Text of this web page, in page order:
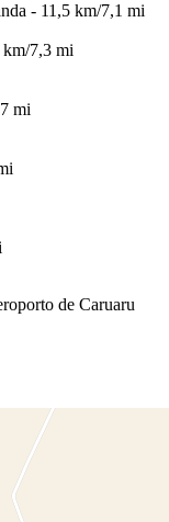
- 11,5 km/7,1 mi
km/7,3 mi
mi
de Caruaru